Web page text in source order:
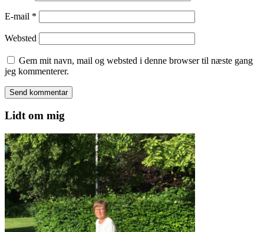
E-mail *
Websted
Gem mit navn, mail og websted i denne browser til næste gang
jeg kommenterer.
Lidt om mig